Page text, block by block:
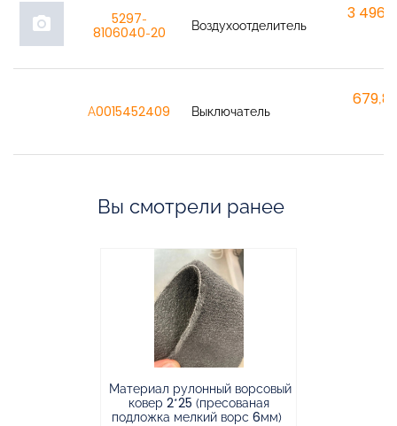
photo_camera
5297-
8106040-20
Воздухоотделитель
3
A0015452409 Выключатель
Вы смотрели ранее
Материал рулонный ворсовый
ковер 2*25 (пресованая
подложка мелкий ворс 6мм)